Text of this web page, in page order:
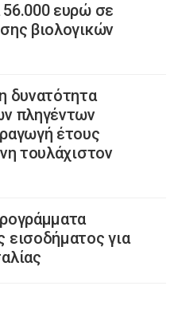
ευρώ σε
βιολογικών
δυνατότητα
πληγέντων
έτους
τουλάχιστον
εισοδήματος για